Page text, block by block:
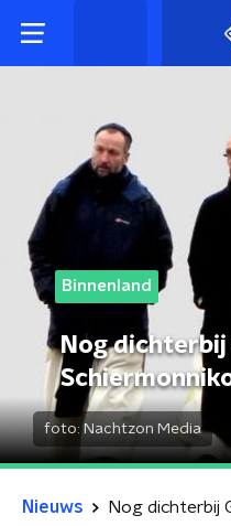
Binnenland
Nog dichterbij
foto: Nachtzon Media
Nieuws Nog dichterbij